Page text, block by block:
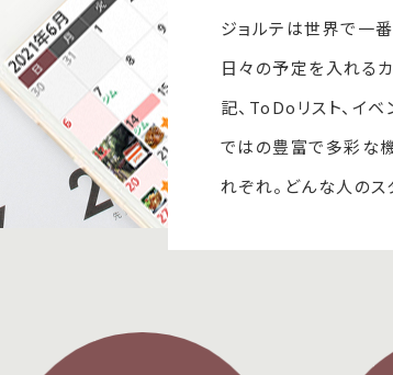
ジョルテは世界で一
日々の予定を入れる
記、ToDoリスト、イ
ではの豊富で多彩な
れぞれ。どんな人のス